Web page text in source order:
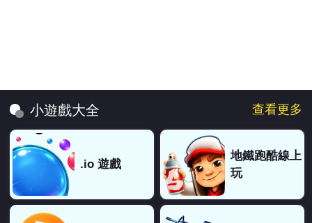
小遊戲大全 查看更多
.io 遊戲
地鐵跑酷線上
玩